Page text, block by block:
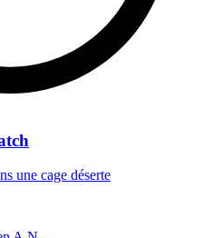
une cage déserte